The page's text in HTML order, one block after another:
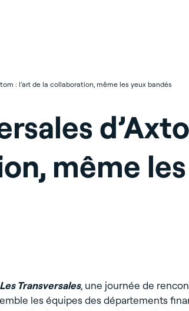
: l’art de la collaboration, même les yeux bandés
même
Les Transversales, une journée de
les équipes des départements